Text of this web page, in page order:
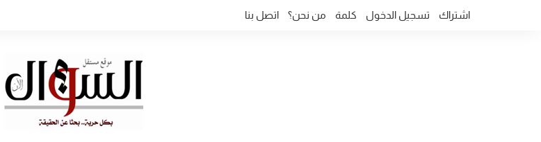
اشتراك تسجيل الدخول كلمة من نحن؟ اتصل بنا